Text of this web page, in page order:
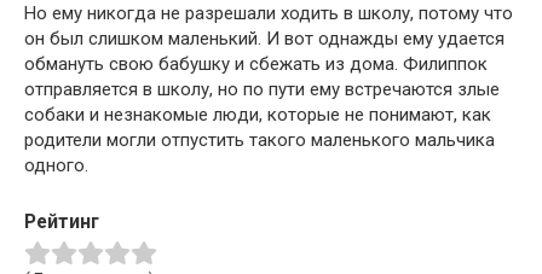
Но ему никогда не разрешали ходить в школу, потому что
он был слишком маленький. И вот однажды ему удается
обмануть свою бабушку и сбежать из дома. Филиппок
отправляется в школу, но по пути ему встречаются злые
собаки и незнакомые люди, которые не понимают, как
родители могли отпустить такого маленького мальчика
одного.
Рейтинг